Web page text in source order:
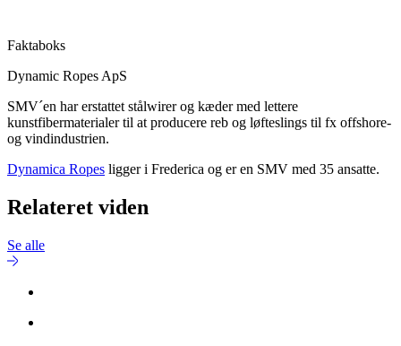
Faktaboks
Dynamic Ropes ApS
SMV´en har erstattet stålwirer og kæder med lettere
kunstfibermaterialer til at producere reb og løfteslings til fx offshore-
og vindindustrien.
Dynamica Ropes ligger i Frederica og er en SMV med 35 ansatte.
Relateret viden
Se alle